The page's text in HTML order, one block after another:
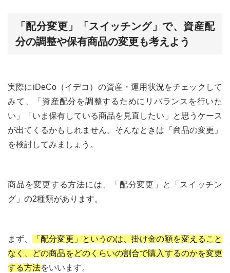
「配分変更」「スイッチング」で、資産配
分の調整や保有商品の変更も考えよう
実際にiDeCo（イデコ）の資産・運用状況をチェックして
みて、「資産配分を調整するためにリバランスを行いた
い」「いま保有している商品を見直したい」と思うケース
が出てくるかもしれません。そんなときは「商品の変更」
を検討してみましょう。
商品を変更する方法には、「配分変更」と「スイッチン
グ」の2種類があります。
まず、
「配分変更」というのは、掛け金の額を変えること
なく、どの商品をどのくらいの割合で購入するのかを変更
する方法をいいます。